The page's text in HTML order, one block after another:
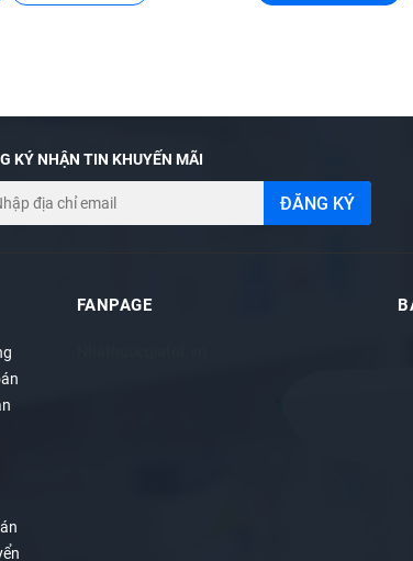
thay thế thuốc chữa bệnh
KÝ NHẬN TIN KHUYẾN MÃI
ĐĂNG KÝ
FANPAGE